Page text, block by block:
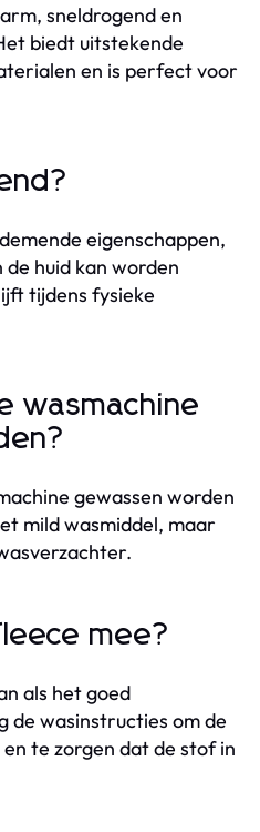
sneldrogend en
biedt uitstekende
en is perfect voor
eigenschappen,
huid kan worden
tijdens fysieke
wasmachine
gewassen worden
mild wasmiddel, maar
mee?
als het goed
de wasinstructies om de
te zorgen dat de stof in